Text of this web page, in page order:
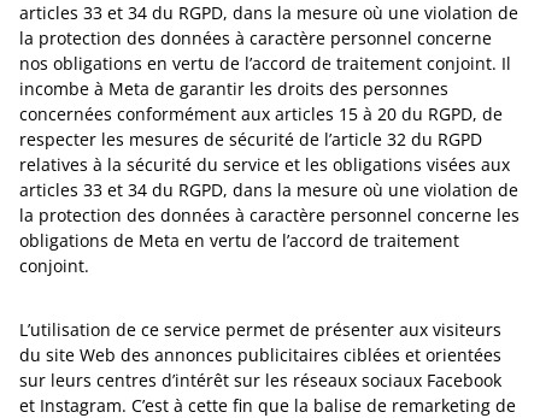
articles 33 et 34 du RGPD, dans la mesure où une violation de
la protection des données à caractère personnel concerne
nos obligations en vertu de l’accord de traitement conjoint. Il
incombe à Meta de garantir les droits des personnes
concernées conformément aux articles 15 à 20 du RGPD, de
respecter les mesures de sécurité de l’article 32 du RGPD
relatives à la sécurité du service et les obligations visées aux
articles 33 et 34 du RGPD, dans la mesure où une violation de
la protection des données à caractère personnel concerne les
obligations de Meta en vertu de l’accord de traitement
conjoint.
L’utilisation de ce service permet de présenter aux visiteurs
du site Web des annonces publicitaires ciblées et orientées
sur leurs centres d’intérêt sur les réseaux sociaux Facebook
et Instagram. C’est à cette fin que la balise de remarketing de